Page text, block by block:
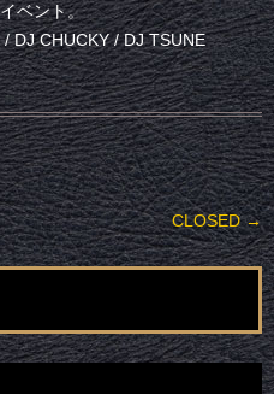
ベント。
DJ CHUCKY / DJ TSUNE
CLOSED→